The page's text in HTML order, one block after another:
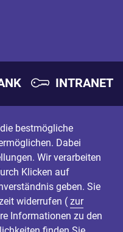
INTRANET
bestmögliche
Dabei
Wir verarbeiten
Klicken auf
geben. Sie
widerrufen ( zur
Informationen zu den